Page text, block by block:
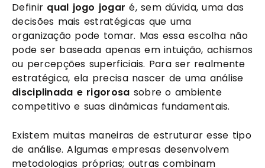
Definir qual jogo jogar é, sem dúvida, uma das
decisões mais estratégicas que uma
organização pode tomar. Mas essa escolha não
pode ser baseada apenas em intuição, achismos
ou percepções superficiais. Para ser realmente
estratégica, ela precisa nascer de uma análise
disciplinada e rigorosa sobre o ambiente
competitivo e suas dinâmicas fundamentais.
Existem muitas maneiras de estruturar esse tipo
de análise. Algumas empresas desenvolvem
metodologias próprias; outras combinam